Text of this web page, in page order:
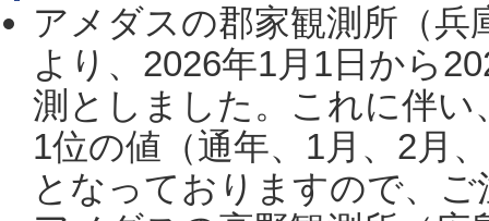
アメダスの郡家観測所（
より、2026年1月1日から
測としました。これに伴い
1位の値（通年、1月、2月
となっておりますので、